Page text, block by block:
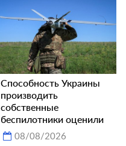
Способность Украины
производить
собственные
беспилотники оценили
08/08/2026